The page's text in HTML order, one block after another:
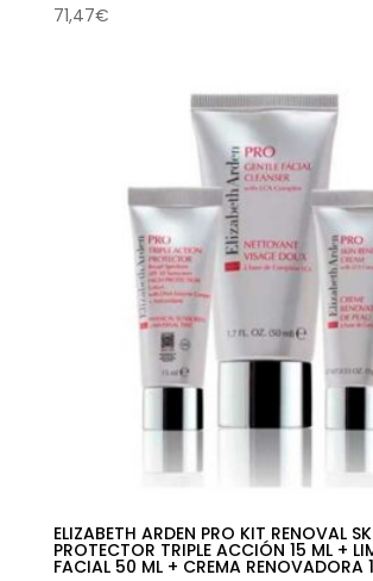
71,47€
ELIZABETH ARDEN PRO KIT RENOVAL
PROTECTOR TRIPLE ACCIÓN 15 ML +
FACIAL 50 ML + CREMA RENOVADORA